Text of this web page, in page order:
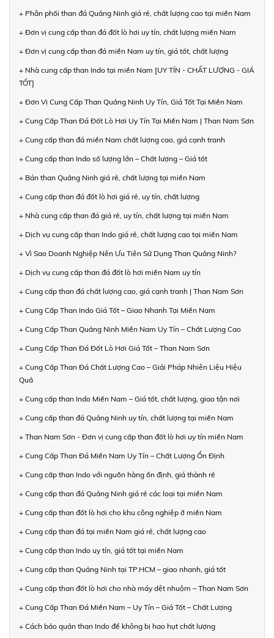
+ Phân phối than đá Quảng Ninh giá rẻ, chất lượng cao tại miền Nam
+ Đơn vị cung cấp than đá đốt lò hơi uy tín, chất lượng miền Nam
+ Đơn vị cung cấp than đá miền Nam uy tín, giá tốt, chất lượng
+ Nhà cung cấp than Indo tại miền Nam [UY TÍN - CHẤT LƯỢNG - GIÁ
TỐT]
+ Đơn Vị Cung Cấp Than Quảng Ninh Uy Tín, Giá Tốt Tại Miền Nam
+ Cung Cấp Than Đá Đốt Lò Hơi Uy Tín Tại Miền Nam | Than Nam Sơn
+ Cung cấp than đá miền Nam chất lượng cao, giá cạnh tranh
+ Cung cấp than Indo số lượng lớn – Chất lượng – Giá tốt
+ Bán than Quảng Ninh giá rẻ, chất lượng tại miền Nam
+ Cung cấp than đá đốt lò hơi giá rẻ, uy tín, chất lượng
+ Nhà cung cấp than đá giá rẻ, uy tín, chất lượng tại miền Nam
+ Dịch vụ cung cấp than Indo giá rẻ, chất lượng cao tại miền Nam
+ Vì Sao Doanh Nghiệp Nên Ưu Tiên Sử Dụng Than Quảng Ninh?
+ Dịch vụ cung cấp than đá đốt lò hơi miền Nam uy tín
+ Cung cấp than đá chất lượng cao, giá cạnh tranh | Than Nam Sơn
+ Cung Cấp Than Indo Giá Tốt – Giao Nhanh Tại Miền Nam
+ Cung Cấp Than Quảng Ninh Miền Nam Uy Tín – Chất Lượng Cao
+ Cung Cấp Than Đá Đốt Lò Hơi Giá Tốt – Than Nam Sơn
+ Cung Cấp Than Đá Chất Lượng Cao – Giải Pháp Nhiên Liệu Hiệu
Quả
+ Cung cấp than Indo Miền Nam – Giá tốt, chất lượng, giao tận nơi
+ Cung cấp than đá Quảng Ninh uy tín, chất lượng tại miền Nam
+ Than Nam Sơn - Đơn vị cung cấp than đốt lò hơi uy tín miền Nam
+ Cung Cấp Than Đá Miền Nam Uy Tín – Chất Lượng Ổn Định
+ Cung cấp than Indo với nguồn hàng ổn định, giá thành rẻ
+ Cung cấp than đá Quảng Ninh giá rẻ các loại tại miền Nam
+ Cung cấp than đốt lò hơi cho khu công nghiệp ở miền Nam
+ Cung cấp than đá tại miền Nam giá rẻ, chất lượng cao
+ Cung cấp than Indo uy tín, giá tốt tại miền Nam
+ Cung cấp than Quảng Ninh tại TP.HCM – giao nhanh, giá tốt
+ Cung cấp than đốt lò hơi cho nhà máy dệt nhuộm – Than Nam Sơn
+ Cung Cấp Than Đá Miền Nam – Uy Tín – Giá Tốt – Chất Lượng
+ Cách bảo quản than Indo để không bị hao hụt chất lượng